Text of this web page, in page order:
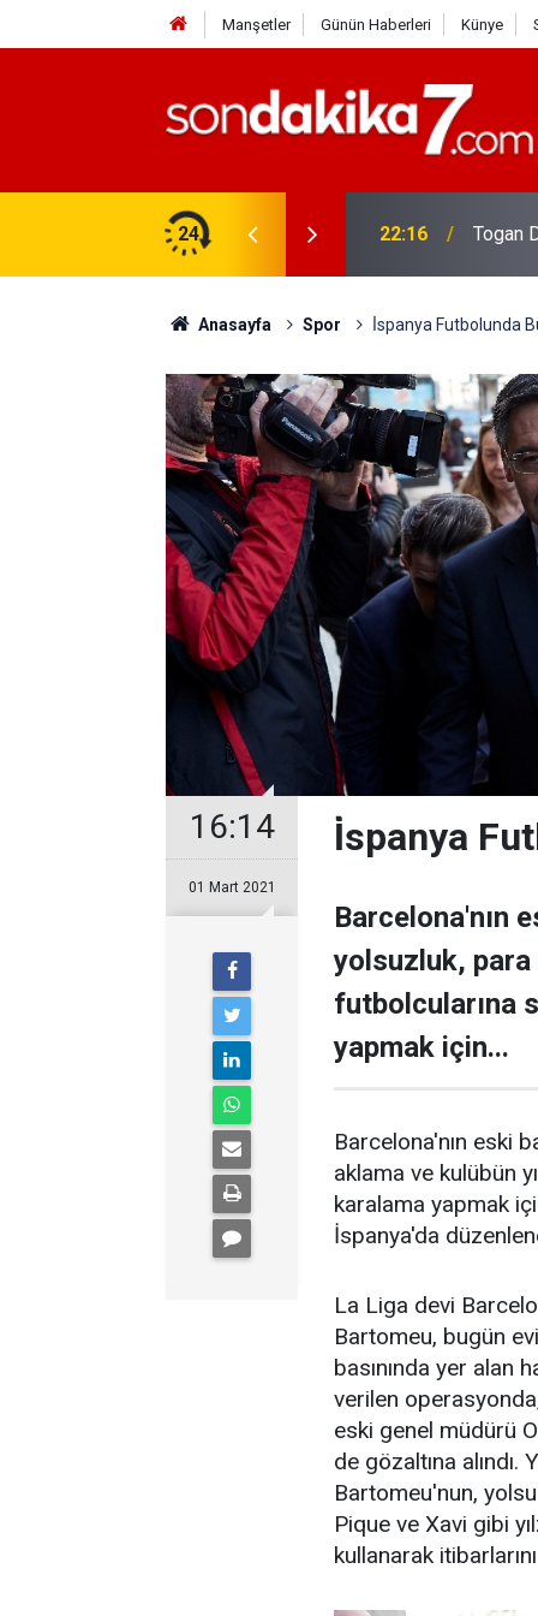
Manşetler Günün Haberleri Künye
24 22:16 Togan
Anasayfa Spor İ̇spanya Futbolunda
16:14
01 Mart 2021
İ̇spanya
Barcelona'nın
yolsuzluk, para
futbolcularına
yapmak için...
Barcelona'nın eski
aklama ve kulübün
karalama yapmak
İspanya'da
La Liga devi
Bartomeu, bugün
basınında yer alan
verilen
eski genel müdürü
de gözaltına
Bartomeu'nun,
Pique ve Xavi gibi
kullanarak